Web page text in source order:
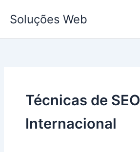
para
conteúdo
Soluções Web
Técnicas de SEO
Internacional